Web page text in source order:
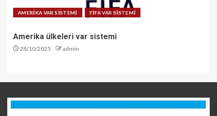
AMERİKA VAR SİSTEMİ FİFA VAR SİSTEMİ
Amerika ülkeleri var sistemi
28/10/2025 admin